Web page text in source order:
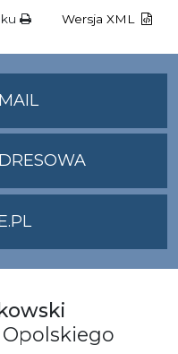
Wersja XML
NA
ADRES
Opolskiego